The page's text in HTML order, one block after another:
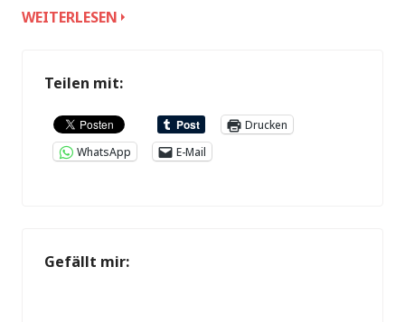
ABENDBIBELSCHULE,
WEITERLESEN
Teilen mit:
Drucken
WhatsApp
E-Mail
Gefällt mir: